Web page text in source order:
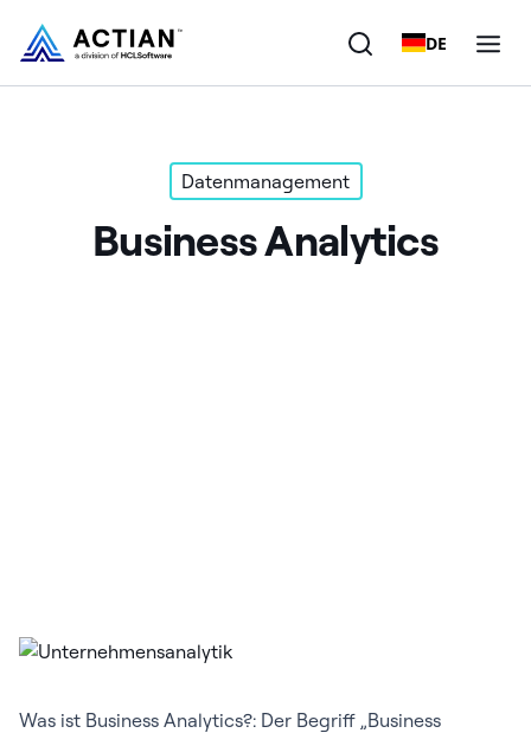
DE
Datenmanagement
Business Analytics
Was ist Business Analytics?: Der Begriff „Business